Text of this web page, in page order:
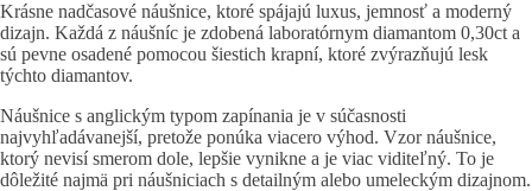
Krásne nadčasové náušnice, ktoré spájajú luxus, jemnosť a moderný
dizajn. Každá z náušníc je zdobená laboratórnym diamantom 0,30ct a
sú pevne osadené pomocou šiestich krapní, ktoré zvýrazňujú lesk
týchto diamantov.
Náušnice s anglickým typom zapínania je v súčasnosti
najvyhľadávanejší, pretože ponúka viacero výhod. Vzor náušnice,
ktorý nevisí smerom dole, lepšie vynikne a je viac viditeľný. To je
dôležité najmä pri náušniciach s detailným alebo umeleckým dizajnom.